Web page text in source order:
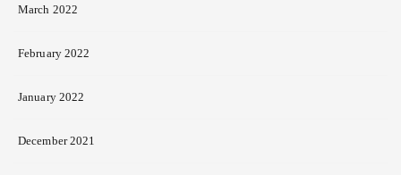
March 2022
February 2022
January 2022
December 2021